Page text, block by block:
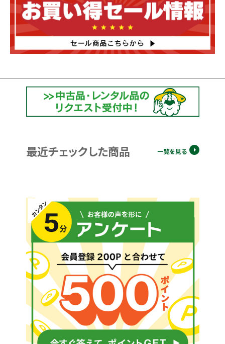
最近チェックした商品 一覧を見る